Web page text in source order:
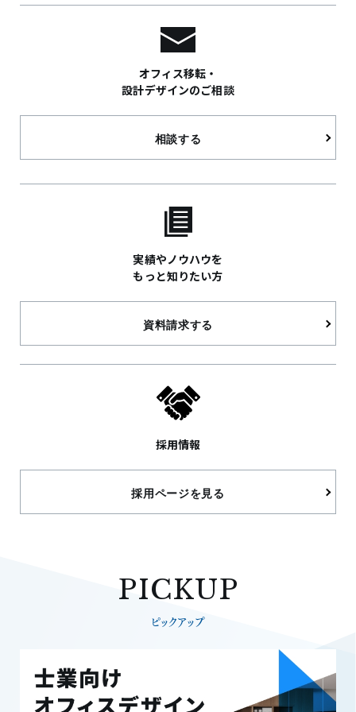
オフィス移転・
設計デザインのご相談
相談する
実績やノウハウを
もっと知りたい方
資料請求する
採用情報
採用ページを見る
PICKUP
ピックアップ